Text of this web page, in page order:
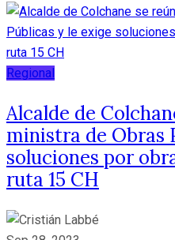
Regional
Alcalde de
ministra de Obras
soluciones por
ruta 15 CH